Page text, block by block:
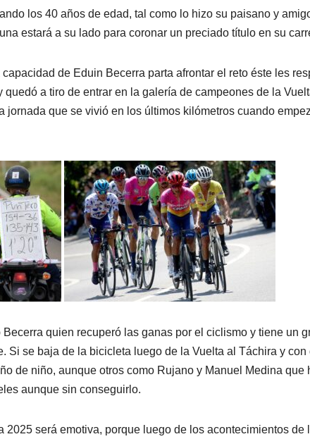
los 40 años de edad, tal como lo hizo su paisano y
estará a su lado para coronar un preciado título en su
de Eduin Becerra parta afrontar el reto éste les
quedó a tiro de entrar en la galería de campeones de la
jornada que se vivió en los últimos kilómetros cuando
quien recuperó las ganas por el ciclismo y tiene un
Si se baja de la bicicleta luego de la Vuelta al Táchira y con
de niño, aunque otros como Rujano y Manuel Medina que
aunque sin conseguirlo.
será emotiva, porque luego de los acontecimientos de